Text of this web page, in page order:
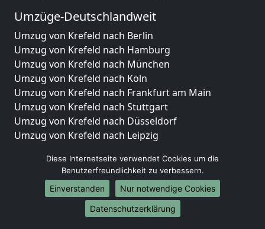
Umzüge-Deutschlandweit
Umzug von Krefeld nach Berlin
Umzug von Krefeld nach Hamburg
Umzug von Krefeld nach München
Umzug von Krefeld nach Köln
Umzug von Krefeld nach Frankfurt am Main
Umzug von Krefeld nach Stuttgart
Umzug von Krefeld nach Düsseldorf
Umzug von Krefeld nach Leipzig
Umzug von Krefeld nach Essen
Umzug von Krefeld nach Bremen
Umzug von Krefeld nach Dresden
Umzug von Krefeld nach Hannover
Umzug von Krefeld nach Nürnberg
Diese Internetseite verwendet Cookies um die
Benutzerfreundlichkeit zu verbessern.
Einverstanden
Nur notwendige Cookies
Datenschutzerklärung